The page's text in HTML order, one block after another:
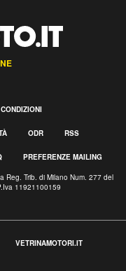
ODR RSS
PREFERENZE MAILING
Reg. Trib. di Milano Num. 277 del
11921100159
VETRINAMOTORI.IT